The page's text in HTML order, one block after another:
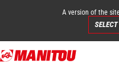
Перейти
к
A version of the